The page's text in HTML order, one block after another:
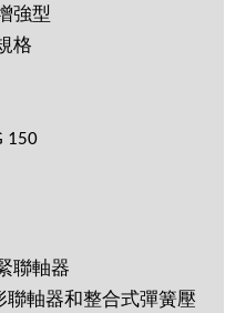
強型
格
150
聯軸器
聯軸器和整合式彈簧壓